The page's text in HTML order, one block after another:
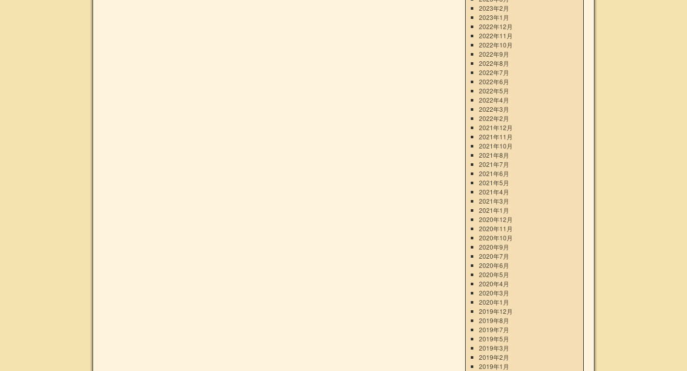
2023年2月
2023年1月
2022年12月
2022年11月
2022年10月
2022年9月
2022年8月
2022年7月
2022年6月
2022年5月
2022年4月
2022年3月
2022年2月
2021年12月
2021年11月
2021年10月
2021年8月
2021年7月
2021年6月
2021年5月
2021年4月
2021年3月
2021年1月
2020年12月
2020年11月
2020年10月
2020年9月
2020年7月
2020年6月
2020年5月
2020年4月
2020年3月
2020年1月
2019年12月
2019年8月
2019年7月
2019年5月
2019年3月
2019年2月
2019年1月